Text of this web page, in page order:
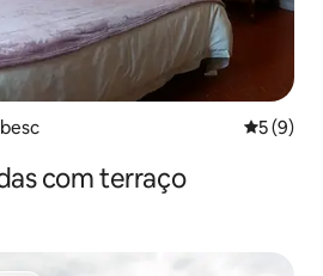
5 de
5 (9)
com terraço